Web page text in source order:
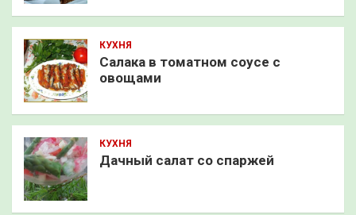
КУХНЯ
Салака в томатном соусе с
овощами
КУХНЯ
Дачный салат со спаржей